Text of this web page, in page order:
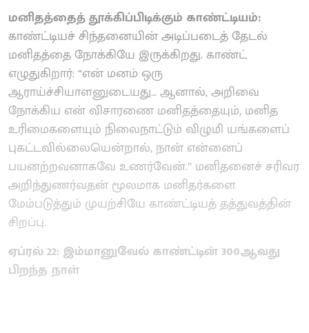
மனிதத்தைத் தூக்கிப்பிடிக்கும் காண்ட்டியம்:
காண்ட்டியச் சிந்தனையின் அடிப்படைத் தேடல்
மனிதத்தை நோக்கியே இருக்கிறது. காண்ட்
எழுதுகிறார்: “என் மனம் ஒரு
ஆராய்ச்சியாளனுடையது… ஆனால், அறிவை
நோக்கிய என் விசாரணை மனிதத்தையும், மனித
உரிமைகளையும் நிலைநாட்டும் விழுமி யங்களைப்
புகட்டவில்லையென்றால், நான் என்னைப்
பயனற்றவனாகவே உணர்வேன்.” மனிதனைச் சரிவர
அறிந்துணர்வதன் மூலமாக மனிதர்களை
மேம்படுத்தும் முயற்சியே காண்ட்டியத் தத்துவத்தின்
சிறப்பு.
ஏப்ரல் 22: இம்மானுவேல் காண்ட்டின் 300ஆவது
பிறந்த நாள்